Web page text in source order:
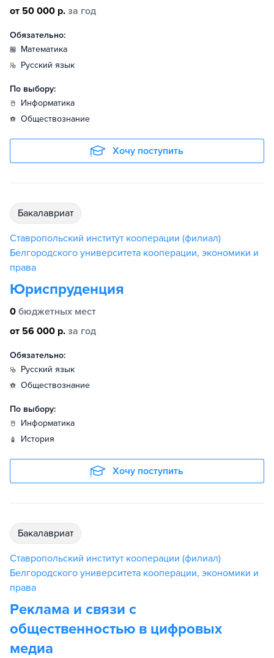
от 50 000 р. за год
Обязательно:
математика
русский язык
По выбору:
информатика
обществознание
Хочу поступить
бакалавриат
Ставропольский институт кооперации (филиал)
Белгородского университета кооперации, экономики и
права
Юриспруденция
0 бюджетных мест
от 56 000 р. за год
Обязательно:
русский язык
обществознание
По выбору:
информатика
история
Хочу поступить
бакалавриат
Ставропольский институт кооперации (филиал)
Белгородского университета кооперации, экономики и
права
Реклама и связи с
общественностью в цифровых
медиа